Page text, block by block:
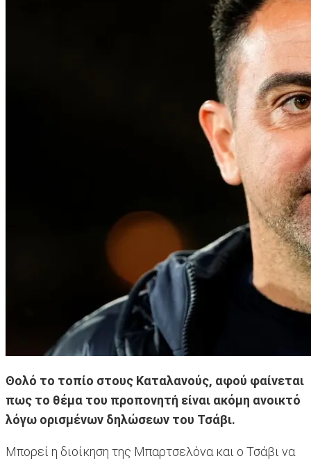
Θολό το τοπίο στους Καταλανούς, αφού φαίνεται
πως το θέμα του προπονητή είναι ακόμη ανοικτό
λόγω ορισμένων δηλώσεων του Τσάβι.
Μπορεί η διοίκηση της Μπαρτσελόνα και ο Τσάβι να